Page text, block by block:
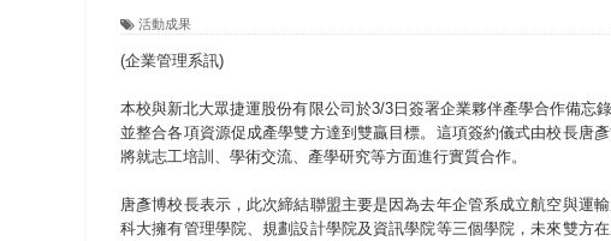
領航AI創先例！ 數媒系錄音室獲「杜比全景聲」與「
活動成果
(企業管理系訊)
本校與新北大眾捷運股份有限公司於3/3日簽署企業夥伴產學合作備
並整合各項資源促成產學雙方達到雙贏目標。這項簽約儀式由校長唐
將就志工培訓、學術交流、產學研究等方面進行實質合作。
唐彥博校長表示，此次締結聯盟主要是因為去年企管系成立航空與運
科大擁有管理學院、規劃設計學院及資訊學院等三個學院，未來雙方